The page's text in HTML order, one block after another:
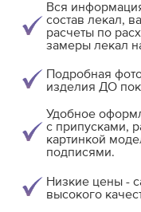
Вся
состав лекал,
расчеты по
замеры лекал
Подробная
изделия ДО
Удобное
с припусками,
картинкой
подписями.
Низкие цены -
высокого